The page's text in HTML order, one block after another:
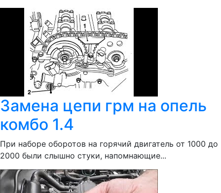
Замена цепи грм на опель
комбо 1.4
При наборе оборотов на горячий двигатель от 1000 до
2000 были слышно стуки, напомнающие...